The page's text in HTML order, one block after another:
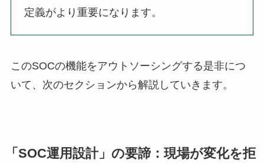
定義がより重要になります。
このSOCの機能をアウトソーシングする是非につ
いて、次のセクションから解説していきます。
「SOC運用設計」の要諦：現場が変化を拒